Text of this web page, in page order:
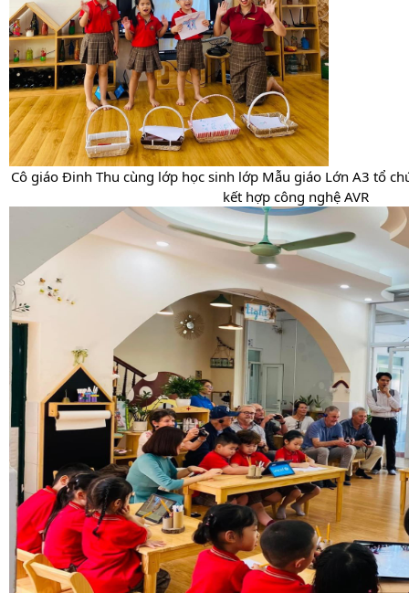
Cô giáo Đinh Thu cùng lớp học sinh lớp Mẫu giáo Lớn A3 tổ
kết hợp công nghệ AVR